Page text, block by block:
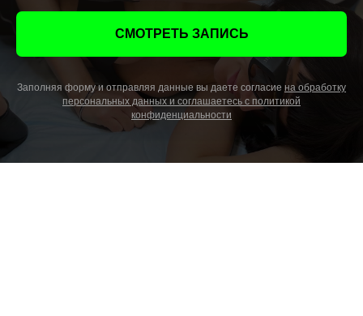
СМОТРЕТЬ ЗАПИСЬ
Заполняя форму и отправляя данные вы даете согласие на обработку
персональных данных и соглашаетесь c политикой
конфиденциальности